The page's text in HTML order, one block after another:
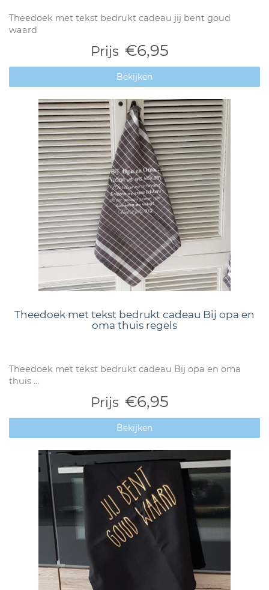
Theedoek met tekst bedrukt cadeau jij bent goud
waard
Prijs €6,95
Bekijken
Theedoek met tekst bedrukt cadeau Bij opa en
oma thuis regels
Theedoek met tekst bedrukt cadeau Bij opa en oma
thuis ...
Prijs €6,95
Bekijken